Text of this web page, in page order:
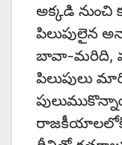
అక్కడి
పిలుపులైన
బావా-మరిది,
పిలుపులు
రాజకీయాలలోకి